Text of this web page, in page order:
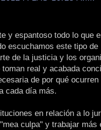
y espantoso todo lo que
escuchamos este tipo
de la justicia y los
real y acabada
de por qué
cada día más.
en relación a lo
culpa" y trabajar más